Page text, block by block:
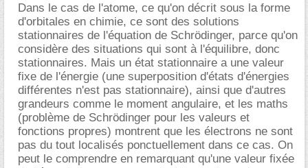
Dans le cas de l'atome, ce qu'on décrit sous la forme
d'orbitales en chimie, ce sont des solutions
stationnaires de l'équation de Schrödinger, parce qu'on
considère des situations qui sont à l'équilibre, donc
stationnaires. Mais un état stationnaire a une valeur
fixe de l'énergie (une superposition d'états d'énergies
différentes n'est pas stationnaire), ainsi que d'autres
grandeurs comme le moment angulaire, et les maths
(problème de Schrödinger pour les valeurs et
fonctions propres) montrent que les électrons ne sont
pas du tout localisés ponctuellement dans ce cas. On
peut le comprendre en remarquant qu'une valeur fixée